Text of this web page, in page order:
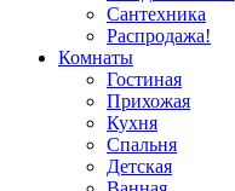
Сантехника
Распродажа!
Комнаты
Гостиная
Прихожая
Кухня
Спальня
Детская